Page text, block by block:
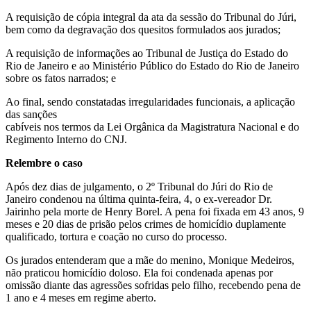
A requisição de cópia integral da ata da sessão do Tribunal do Júri,
bem como da degravação dos quesitos formulados aos jurados;
A requisição de informações ao Tribunal de Justiça do Estado do
Rio de Janeiro e ao Ministério Público do Estado do Rio de Janeiro
sobre os fatos narrados; e
Ao final, sendo constatadas irregularidades funcionais, a aplicação
das sanções
cabíveis nos termos da Lei Orgânica da Magistratura Nacional e do
Regimento Interno do CNJ.
Relembre o caso
Após dez dias de julgamento, o 2º Tribunal do Júri do Rio de
Janeiro condenou na última quinta-feira, 4, o ex-vereador Dr.
Jairinho pela morte de Henry Borel. A pena foi fixada em 43 anos, 9
meses e 20 dias de prisão pelos crimes de homicídio duplamente
qualificado, tortura e coação no curso do processo.
Os jurados entenderam que a mãe do menino, Monique Medeiros,
não praticou homicídio doloso. Ela foi condenada apenas por
omissão diante das agressões sofridas pelo filho, recebendo pena de
1 ano e 4 meses em regime aberto.